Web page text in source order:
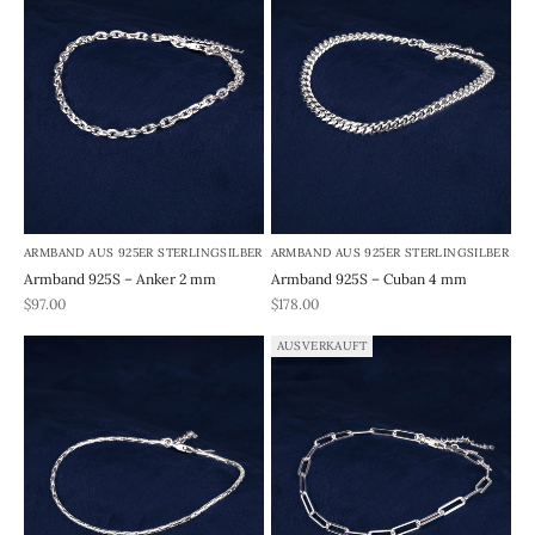
ARMBAND AUS 925ER STERLINGSILBER
Armband 925S – Anker 2 mm
REA-pris
$97.00
ARMBAND AUS 925ER STERLINGSILBER
Armband 925S – Cuban 4 mm
REA-pris
$178.00
AUSVERKAUFT